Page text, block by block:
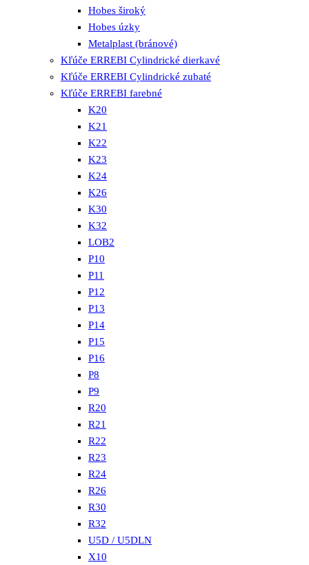
Hobes široký
Hobes úzky
Metalplast (bránové)
Kľúče ERREBI Cylindrické dierkavé
Kľúče ERREBI Cylindrické zubaté
Kľúče ERREBI farebné
K20
K21
K22
K23
K24
K26
K30
K32
LOB2
P10
P11
P12
P13
P14
P15
P16
P8
P9
R20
R21
R22
R23
R24
R26
R30
R32
U5D / U5DLN
X10